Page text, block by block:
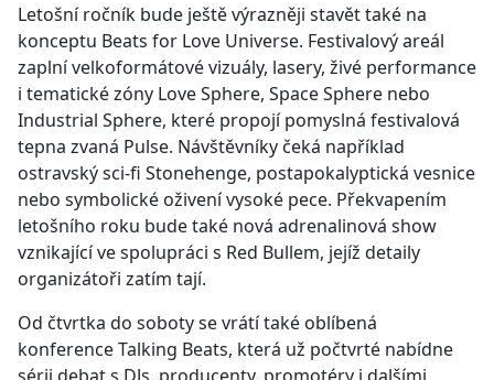
Letošní ročník bude ještě výrazněji stavět také na
konceptu Beats for Love Universe. Festivalový areál
zaplní velkoformátové vizuály, lasery, živé performance
i tematické zóny Love Sphere, Space Sphere nebo
Industrial Sphere, které propojí pomyslná festivalová
tepna zvaná Pulse. Návštěvníky čeká například
ostravský sci-fi Stonehenge, postapokalyptická vesnice
nebo symbolické oživení vysoké pece. Překvapením
letošního roku bude také nová adrenalinová show
vznikající ve spolupráci s Red Bullem, jejíž detaily
organizátoři zatím tají.
Od čtvrtka do soboty se vrátí také oblíbená
konference Talking Beats, která už počtvrté nabídne